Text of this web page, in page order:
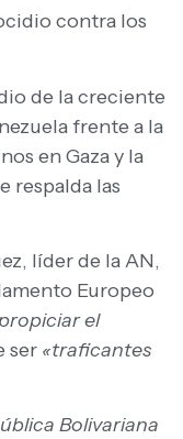
contra los
de la creciente
frente a la
en Gaza y la
respalda las
líder de la AN,
Europeo
el
ser «traficantes
Bolivariana